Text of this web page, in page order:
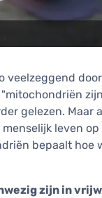
veelzeggend
"mitochondriën
gelezen. Maar
leven
bepaalt hoe
zijn in